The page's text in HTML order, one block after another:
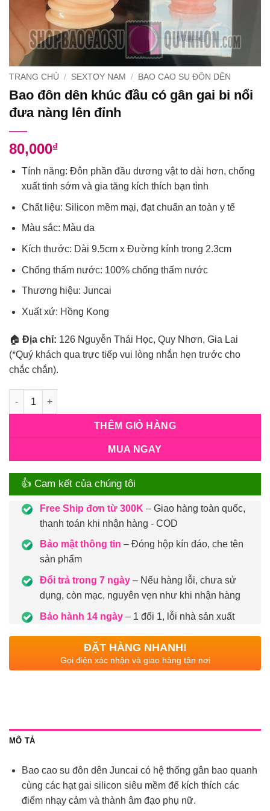
TRANG CHỦ / SEXTOY NAM / BAO CAO SU ĐÔN DÊN
Bao đôn dên khúc đầu có gân gai bi nổi
đưa nàng lên đỉnh
80,000₫
Tính năng: Đôn phần đầu dương vật to dài hơn, chống
xuất tinh sớm và gia tăng kích thích bạn tình
Chất liệu: Silicon mềm mại, đạt chuẩn an toàn y tế
Màu sắc: Màu da
Kích thước: Dài 9.5cm x Đường kính trong 2.3cm
Chống thấm nước: 100% chống thấm nước
Thương hiệu: Juncai
Xuất xứ: Hồng Kong
🏠 Địa chỉ: 126 Nguyễn Thái Học, Quy Nhơn, Gia Lai
(*Quý khách qua trực tiếp vui lòng nhắn hẹn trước cho
chắc chắn).
Số lượng
THÊM GIỎ HÀNG
MUA NGAY
👍 Cam kết của chúng tôi
Free Ship đơn từ 300K – Giao hàng toàn quốc,
thanh toán khi nhận hàng - COD
Bảo mật thông tin – Đóng hộp kín đáo, che tên
sản phẩm
Đổi trả trong 7 ngày– Nếu hàng lỗi, chưa sử
dụng, còn mạc, nguyên vẹn như khi nhận hàng
Bảo hành 14 ngày– 1 đổi 1, lỗi nhà sản xuất
ĐẶT HÀNG NHANH!
Gọi điện xác nhận và giao hàng tận nơi
MÔ TẢ
Bao cao su đôn dên Juncai có hệ thống gân bao quanh
cùng các hạt gai silicon siêu mềm để kích thích các
điểm nhạy cảm và thành âm đạo phụ nữ.